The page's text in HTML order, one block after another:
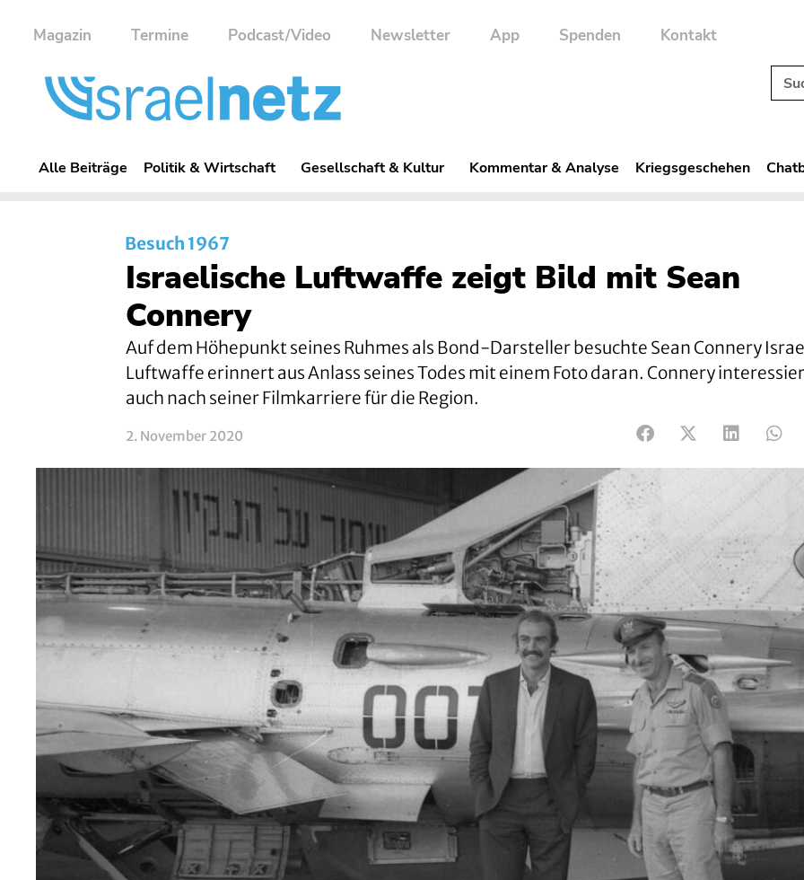
Magazin Termine Podcast/Video Newsletter App Spenden Kontakt
Alle Beiträge Politik & Wirtschaft Gesellschaft & Kultur Kommentar & Analyse Kriegsgeschehen
Besuch 1967
Israelische Luftwaffe zeigt Bild mit Sean
Connery
Auf dem Höhepunkt seines Ruhmes als Bond-Darsteller besuchte Sean Connery
Luftwaffe erinnert aus Anlass seines Todes mit einem Foto daran. Connery
auch nach seiner Filmkarriere für die Region.
2. November 2020